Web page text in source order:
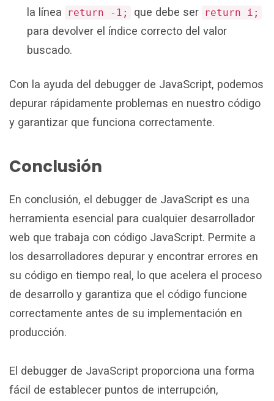
la línea
return -1; que debe ser return i;
para devolver el índice correcto del valor
buscado.
Con la ayuda del debugger de JavaScript, podemos
depurar rápidamente problemas en nuestro código
y garantizar que funciona correctamente.
Conclusión
En conclusión, el debugger de JavaScript es una
herramienta esencial para cualquier desarrollador
web que trabaja con código JavaScript. Permite a
los desarrolladores depurar y encontrar errores en
su código en tiempo real, lo que acelera el proceso
de desarrollo y garantiza que el código funcione
correctamente antes de su implementación en
producción.
El debugger de JavaScript proporciona una forma
fácil de establecer puntos de interrupción,